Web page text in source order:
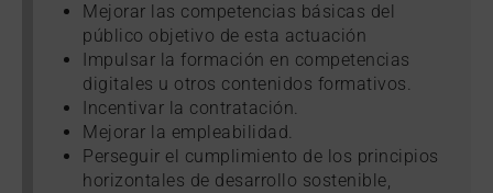
Mejorar las competencias básicas del
público objetivo de esta actuación
Impulsar la formación en competencias
digitales u otros contenidos formativos.
Incentivar la contratación.
Mejorar la empleabilidad.
Perseguir el cumplimiento de los principios
horizontales de desarrollo sostenible,